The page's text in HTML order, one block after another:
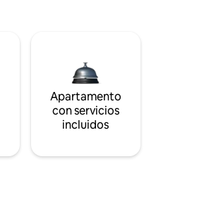
Apartamento
con servicios
incluidos